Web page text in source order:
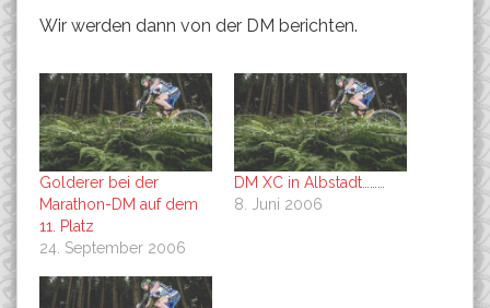
Wir werden dann von der DM berichten.
Golderer bei der
Marathon-DM auf dem
11. Platz
24. September 2006
DM XC in Albstadt………
8. Juni 2006